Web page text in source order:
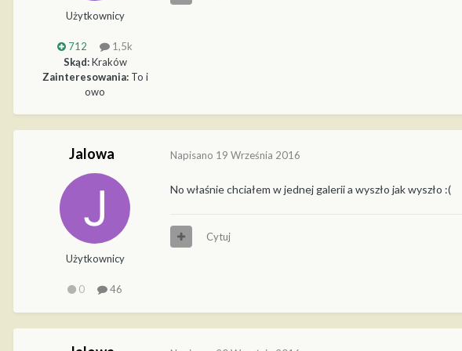
Użytkownicy
712
1,5k
Skąd:Kraków
Zainteresowania:To i
owo
Jalowa
Użytkownicy
0 46
Napisano 19 Września 2016
No właśnie chciałem w jednej galerii a wyszło jak wyszło :(
Cytuj